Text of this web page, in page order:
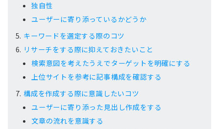
独自性
ユーザーに寄り添っているかどうか
キーワードを選定する際のコツ
リサーチをする際に抑えておきたいこと
検索意図を考えたうえでターゲットを明確にする
上位サイトを参考に記事構成を確認する
構成を作成する際に意識したいコツ
ユーザーに寄り添った見出し作成をする
文章の流れを意識する